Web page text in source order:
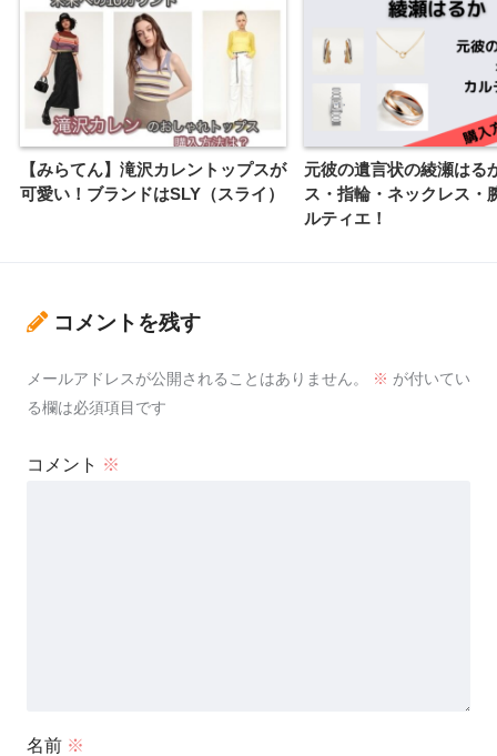
【みらてん】滝沢カレントップスが
可愛い！ブランドはSLY（スライ）
元彼の遺言状の綾瀬はる
ス・指輪・ネックレス・
ルティエ！
コメントを残す
メールアドレスが公開されることはありません。 ※ が付いてい
る欄は必須項目です
コメント ※
名前 ※